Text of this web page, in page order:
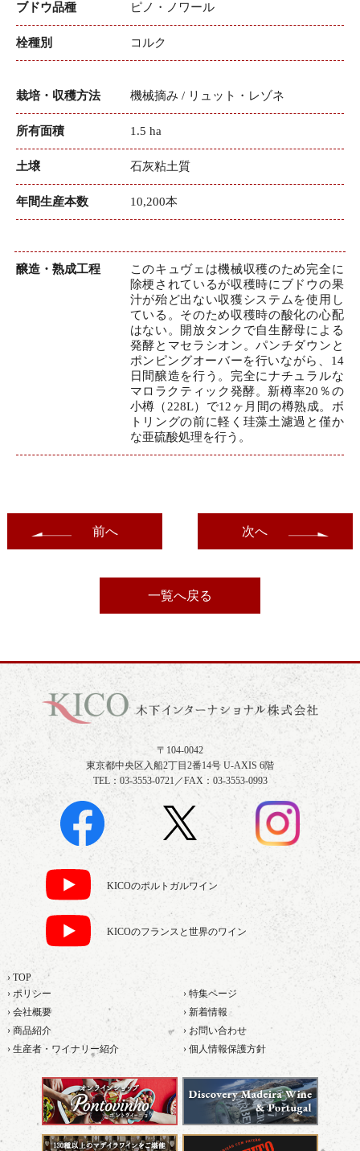
ブドウ品種 ピノ・ノワール
栓種別 コルク
栽培・収穫方法 機械摘み / リュット・レゾネ
所有面積 1.5 ha
土壌 石灰粘土質
年間生産本数 10,200本
醸造・熟成工程
このキュヴェは機械収穫のため完全に
除梗されているが収穫時にブドウの果
汁が殆ど出ない収獲システムを使用し
ている。そのため収穫時の酸化の心配
はない。開放タンクで自生酵母による
発酵とマセラシオン。パンチダウンと
ポンピングオーバーを行いながら、14
日間醸造を行う。完全にナチュラルな
マロラクティック発酵。新樽率20％の
小樽（228L）で12ヶ月間の樽熟成。ボ
トリングの前に軽く珪藻土濾過と僅か
な亜硫酸処理を行う。
前へ
一覧へ戻る
次へ
〒104-0042
東京都中央区入船2丁目2番14号 U-AXIS 6階
TEL：03-3553-0721／FAX：03-3553-0993
KICOのポルトガルワイン
KICOのフランスと世界のワイン
› TOP
› ポリシー
› 特集ページ
› 会社概要
› 新着情報
› 商品紹介
› お問い合わせ
› 生産者・ワイナリー紹介
› 個人情報保護方針